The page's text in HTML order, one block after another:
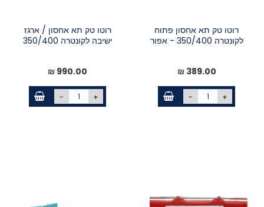
רוטו טק תא אחסון פתוח
לקונטרה 350/400 - אפור
389.00 ₪
- +
רוטו טק תא אחסון / ארגז
ישיבה לקונטרה 350/400
990.00 ₪
- +